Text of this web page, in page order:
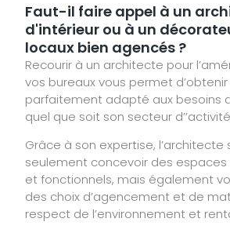
Faut-il faire appel à un
d'intérieur ou à un
locaux bien agencés ?
Recourir à un architecte pour
vos bureaux vous permet
parfaitement adapté aux besoins
quel que soit son secteur
Grâce à son expertise, l’architecte
seulement concevoir des
et fonctionnels, mais également
des choix d’agencement et de
respect de l’environnement et